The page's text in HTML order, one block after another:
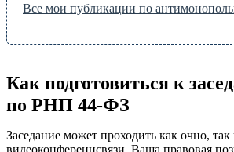
Все мои публикации по
Как подготовиться к
по РНП 44-ФЗ
Заседание может проходить как очно,